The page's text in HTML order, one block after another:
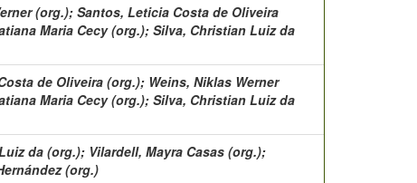
(org.); Santos, Leticia Costa de Oliveira
Maria Cecy (org.); Silva, Christian Luiz da
de Oliveira (org.); Weins, Niklas Werner
Maria Cecy (org.); Silva, Christian Luiz da
da (org.); Vilardell, Mayra Casas (org.);
(org.)